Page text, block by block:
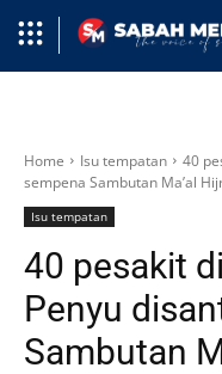
Home Isu tempatan
40
sempena Sambutan Ma’al
Isu tempatan
40 pesakit
Penyu
Sambutan